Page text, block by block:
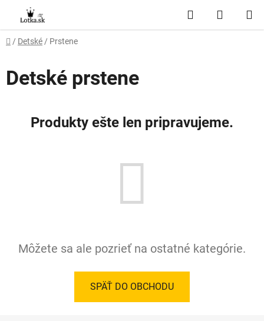
obsah
Hľadať
KOŠÍK
Domov
/ Detské / Prstene
Detské prstene
Produkty ešte len pripravujeme.
Môžete sa ale pozrieť na ostatné kategórie.
SPÄŤ DO OBCHODU